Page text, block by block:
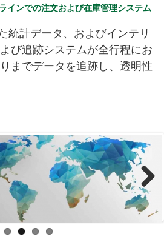
インでの注文および在庫管理システム
統計データ、およびインテリ
び追跡システムが全行程にお
までデータを追跡し、透明性
Next